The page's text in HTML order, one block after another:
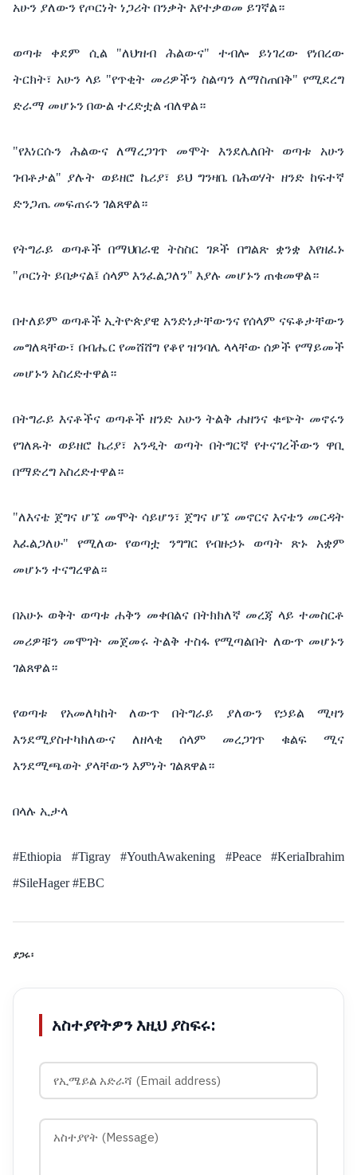
አሁን ያለውን የጦርነት ነጋሪት በንቃት እየተቃወመ ይገኛል።
ወጣቱ ቀደም ሲል "ለህዝብ ሕልውና"ተብሎ ይነገረው
የነበረው
ትርክት፣ አሁን ላይ "የጥቂት መሪዎችን ስልጣን ለማስጠበቅ"የሚደረግ
ድራማ መሆኑን በውል ተረድቷል ብለዋል።
"የእነርሱን ሕልውና ለማረጋገጥ መሞት እንደሌለበት ወጣቱ አሁን
ገብቶታል" ያሉት ወይዘሮ ኬሪያ፣ ይህ ግንዛቤ በሕወሃት ዘንድ ከፍተኛ
ድንጋጤ መፍጠሩን ገልጸዋል።
የትግራይ ወጣቶች በማህበራዊ ትስስር ገጾች በግልጽ ቋንቋ
እየዘፈኑ
"ጦርነት ይበቃናል፤ ሰላም እንፈልጋለን" እያሉ መሆኑን ጠቁመዋል።
በተለይም ወጣቶች ኢትዮጵያዊ አንድነታቸውንና የሰላም ናፍቆታቸውን
መግለጻቸው፣ በብሔር የመሸሸግ የቆየዝንባሌ ላላቸው ሰዎችየማይመች
መሆኑን አስረድተዋል።
በትግራይ እናቶችና ወጣቶች ዘንድአሁንትልቅ ሐዘንና ቁጭት መኖሩን
የገለጹት ወይዘሮ ኬሪያ፣ አንዲት ወጣት በትግርኛ የተናገረችውን ዋቢ
በማድረግ አስረድተዋል።
"ለእናቴ ጀግና ሆኜ መሞት ሳይሆን፣ ጀግና ሆኜ መኖርና እናቴን መርዳት
እፈልጋለሁ" የሚለው የወጣቷ ንግግር የብዙኃኑ ወጣት ጽኑ
አቋም
መሆኑን ተናግረዋል።
በአሁኑ ወቅት ወጣቱ ሐቅን መቀበልና በትክክለኛ መረጃ ላይ ተመስርቶ
መሪዎቹን መሞገት መጀመሩ ትልቅ ተስፋ የሚጣልበት ለውጥ መሆኑን
ገልጸዋል።
የወጣቱ የአመለካከት ለውጥ በትግራይ ያለውን የኃይል
ሚዛን
እንደሚያስተካክለውና
ለዘላቂ ሰላም መረጋገጥ ቁልፍ
ሚና
እንደሚጫወት ያላቸውን እምነት ገልጸዋል።
በላሉ ኢታላ
#Ethiopia #Tigray #YouthAwakening #Peace #KeriaIbrahim
#SileHager #EBC
ያጋሩ፡
አስተያየትዎን እዚህ ያስፍሩ: